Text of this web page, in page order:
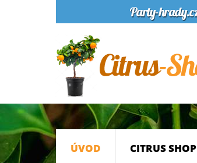
ÚVOD CITRUS SHOP